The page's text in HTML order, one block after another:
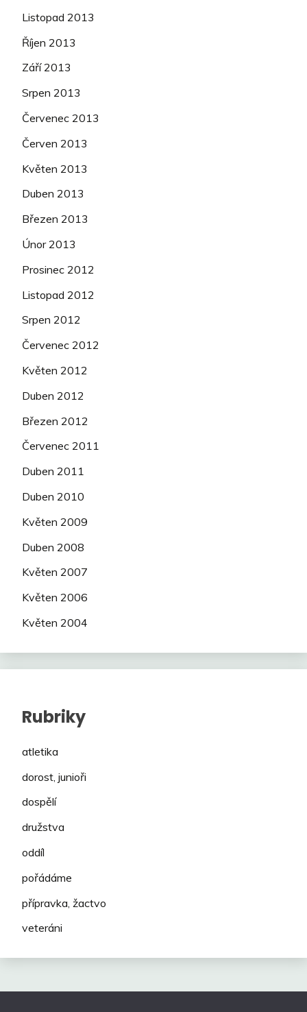
Listopad 2013
Říjen 2013
Září 2013
Srpen 2013
Červenec 2013
Červen 2013
Květen 2013
Duben 2013
Březen 2013
Únor 2013
Prosinec 2012
Listopad 2012
Srpen 2012
Červenec 2012
Květen 2012
Duben 2012
Březen 2012
Červenec 2011
Duben 2011
Duben 2010
Květen 2009
Duben 2008
Květen 2007
Květen 2006
Květen 2004
Rubriky
atletika
dorost, junioři
dospělí
družstva
oddíl
pořádáme
přípravka, žactvo
veteráni